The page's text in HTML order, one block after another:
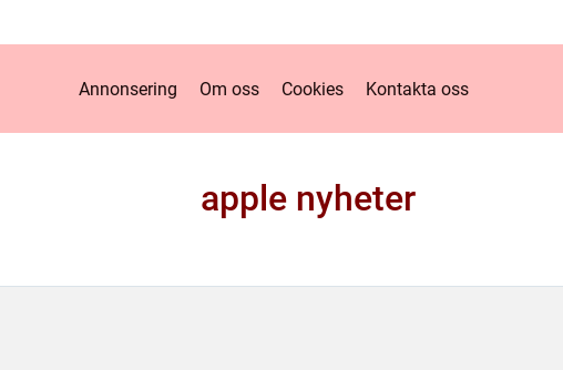
Annonsering Om oss Cookies Kontakta oss
apple nyheter